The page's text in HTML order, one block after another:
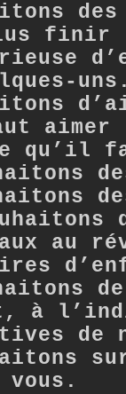
finir
aimer
qu’il
au
à
de
vous.